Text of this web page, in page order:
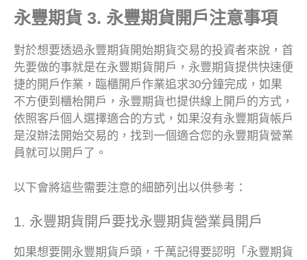
永豐期貨 3. 永豐期貨開戶注意事項
對於想要透過永豐期貨開始期貨交易的投資者來說，首
先要做的事就是在永豐期貨開戶，永豐期貨提供快速便
捷的開戶作業，臨櫃開戶作業追求30分鐘完成，如果
不方便到櫃枱開戶，永豐期貨也提供線上開戶的方式，
依照客戶個人選擇適合的方式，如果沒有永豐期貨帳戶
是沒辦法開始交易的，找到一個適合您的永豐期貨營業
員就可以開戶了。
以下會將這些需要注意的細節列出以供參考：
1. 永豐期貨開戶要找永豐期貨營業員開戶
如果想要開永豐期貨戶頭，千萬記得要認明「永豐期貨